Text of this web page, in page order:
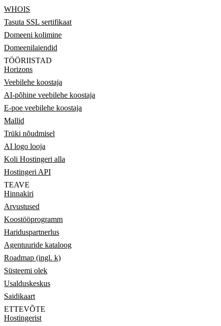
WHOIS
Tasuta SSL sertifikaat
Domeeni kolimine
Domeenilaiendid
TÖÖRIISTAD
Horizons
Veebilehe koostaja
AI-põhine veebilehe koostaja
E-poe veebilehe koostaja
Mallid
Trüki nõudmisel
AI logo looja
Koli Hostingeri alla
Hostingeri API
TEAVE
Hinnakiri
Arvustused
Koostööprogramm
Hariduspartnerlus
Agentuuride kataloog
Roadmap (ingl. k)
Süsteemi olek
Usalduskeskus
Saidikaart
ETTEVÕTE
Hostingerist